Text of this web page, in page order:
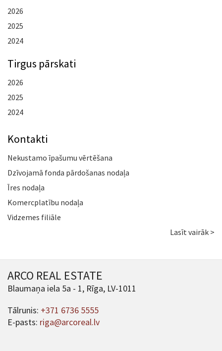
2026
2025
2024
Tirgus pārskati
2026
2025
2024
Kontakti
Nekustamo īpašumu vērtēšana
Dzīvojamā fonda pārdošanas nodaļa
Īres nodaļa
Komercplatību nodaļa
Vidzemes filiāle
Lasīt vairāk >
ARCO REAL ESTATE
Blaumaņa iela 5a - 1, Rīga, LV-1011
Tālrunis: +371 6736 5555
E-pasts: riga@arcoreal.lv